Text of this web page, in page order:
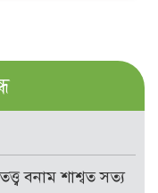
বনাম শাশ্বত সত্য